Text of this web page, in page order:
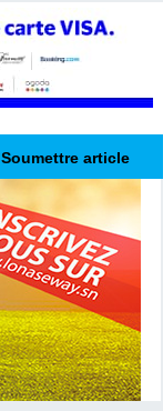
Soumettre article